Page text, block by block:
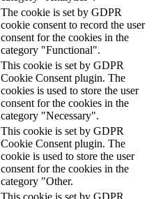
The cookie is set by GDPR
cookie consent to record the user
consent for the cookies in the
category "Functional".
This cookie is set by GDPR
Cookie Consent plugin. The
cookies is used to store the user
consent for the cookies in the
category "Necessary".
This cookie is set by GDPR
Cookie Consent plugin. The
cookie is used to store the user
consent for the cookies in the
category "Other.
This cookie is set by GDPR